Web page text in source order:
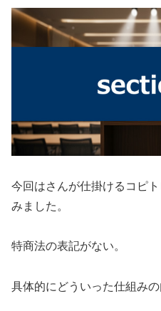
今回はさんが仕掛ける コピ
みました。
特商法の表記がない。
具体的にどういった仕組み